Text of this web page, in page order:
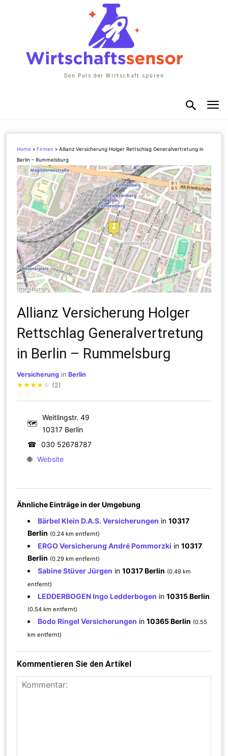
Den Puls der Wirtschaft spüren
Home » Firmen »Allianz Versicherung Holger Rettschlag Generalvertretung in
Berlin – Rummelsburg
Allianz Versicherung Holger
Rettschlag Generalvertretung
in Berlin – Rummelsburg
Versicherung inBerlin
★★★★ ☆ (2)
🗺
Weitlingstr. 49
10317 Berlin
☎
030 52678787
🌐 Website
Ähnliche Einträge in der Umgebung
Bärbel Klein D.A.S. Versicherungen in10317
Berlin (0.24 km entfernt)
ERGO Versicherung André Pommorzki in10317
Berlin (0.29 km entfernt)
Sabine Stüver Jürgen in10317 Berlin (0.49 km
entfernt)
LEDDERBOGEN Ingo Ledderbogen in10315 Berlin
(0.54 km entfernt)
Bodo Ringel Versicherungen in10365 Berlin (0.55
km entfernt)
Kommentieren Sie den Artikel